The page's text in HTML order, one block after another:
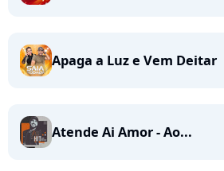
Apaga a Luz e Vem Deitar
Atende Ai Amor - Ao...